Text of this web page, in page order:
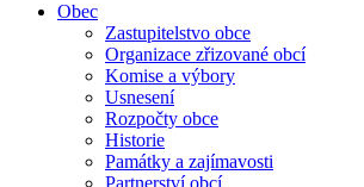
Obec
Zastupitelstvo obce
Organizace zřizované obcí
Komise a výbory
Usnesení
Rozpočty obce
Historie
Památky a zajímavosti
Partnerství obcí